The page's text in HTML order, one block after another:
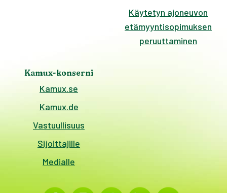
Käytetyn ajoneuvon
etämyyntisopimuksen
peruuttaminen
Kamux-konserni
Kamux.se
Kamux.de
Vastuullisuus
Sijoittajille
Medialle